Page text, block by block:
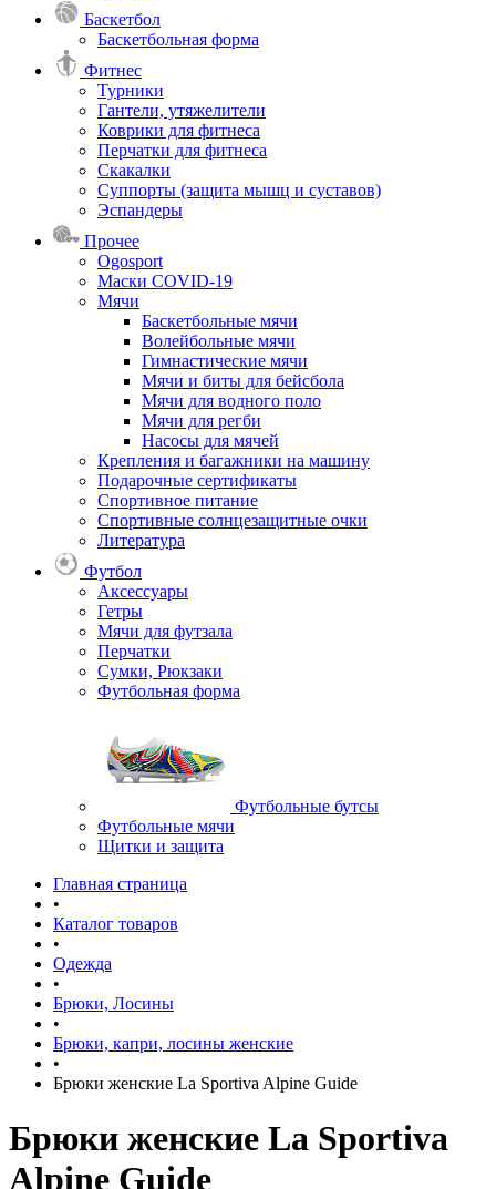
Баскетбол
Баскетбольная форма
Фитнес
Турники
Гантели, утяжелители
Коврики для фитнеса
Перчатки для фитнеса
Скакалки
Суппорты (защита мышц и суставов)
Эспандеры
Прочее
Ogosport
Маски COVID-19
Мячи
Баскетбольные мячи
Волейбольные мячи
Гимнастические мячи
Мячи и биты для бейсбола
Мячи для водного поло
Мячи для регби
Насосы для мячей
Крепления и багажники на машину
Подарочные сертификаты
Спортивное питание
Спортивные солнцезащитные очки
Литература
Футбол
Аксессуары
Гетры
Мячи для футзала
Перчатки
Сумки, Рюкзаки
Футбольная форма
Футбольные бутсы
Футбольные мячи
Щитки и защита
Главная страница
•
Каталог товаров
•
Одежда
•
Брюки, Лосины
•
Брюки, капри, лосины женские
•
Брюки женские La Sportiva Alpine Guide
Брюки женские La Sportiva
Alpine Guide